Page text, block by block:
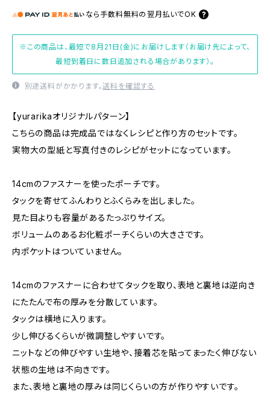
なら 手数料無料の 翌月払いでOK
※この商品は、最短で8月21日(金)にお届けします（お届け先によって、
最短到着日に数日追加される場合があります）。
別途送料がかかります。送料を確認する
【yurarikaオリジナルパターン】
こちらの商品は完成品ではなくレシピと作り方のセットです。
実物大の型紙と写真付きのレシピがセットになっています。
14cmのファスナーを使ったポーチです。
タックを寄せてふんわりとふくらみを出しました。
見た目よりも容量があるたっぷりサイズ。
ボリュームのあるお化粧ポーチくらいの大きさです。
内ポケットはついていません。
14cmのファスナーに合わせてタックを取り、表地と裏地は逆向き
にたたんで布の厚みを分散しています。
タックは横地に入ります。
少し伸びるくらいが微調整しやすいです。
ニットなどの伸びやすい生地や、接着芯を貼ってまったく伸びない
状態の生地は不向きです。
また、表地と裏地の厚みは同じくらいの方が作りやすいです。